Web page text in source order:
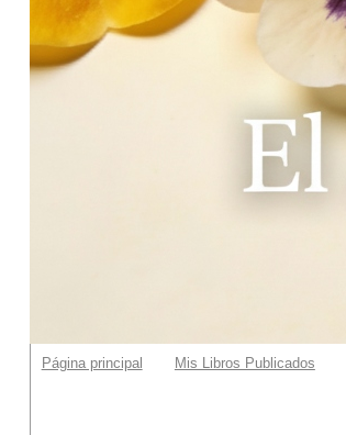
Página principal Mis Libros Publicados